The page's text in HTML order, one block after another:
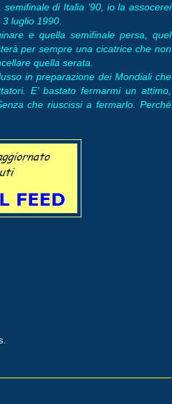
di Italia ’90, io la assocerei
luglio 1990.
e quella semifinale persa, quel
per sempre una cicatrice che non
quella serata.
in preparazione dei Mondiali che
E’ bastato fermarmi un attimo,
che riuscissi a fermarlo. Perché